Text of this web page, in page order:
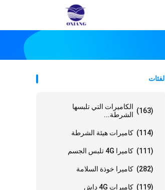
الفئات
الكاميرات التي تلبسها
الشرطة...
(163)
كاميرات هيئة الشرطة (114)
كاميرا 4G تلبس الجسم (111)
كاميرا خوذة السلامة (282)
كاميرات 4G داش (119)